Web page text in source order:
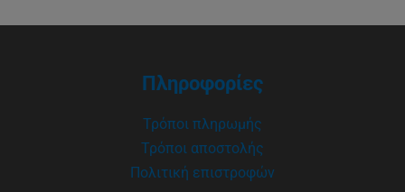
Πληροφορίες
Τρόποι πληρωμής
Τρόποι αποστολής
Πολιτική επιστροφών